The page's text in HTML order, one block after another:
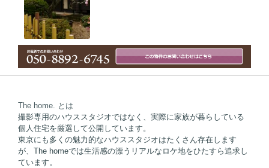
The home. とは
撮影専用のハウススタジオではなく、実際に家族が暮らしている
個人住宅を厳選して公開しています。
東京にも多くの魅力的なハウススタジオはたくさん存在します
が、The homeでは生活感の漂うリアルなロケ地をひたすら追求し
ています。